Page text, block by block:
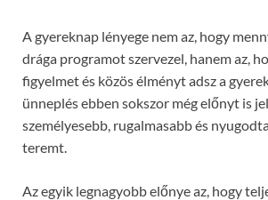
A gyereknap lényege nem az, hogy
drága programot szervezel, hanem az,
figyelmet és közös élményt adsz a
ünneplés ebben sokszor még előnyt is
személyesebb, rugalmasabb és
teremt.
Az egyik legnagyobb előnye az, hogy